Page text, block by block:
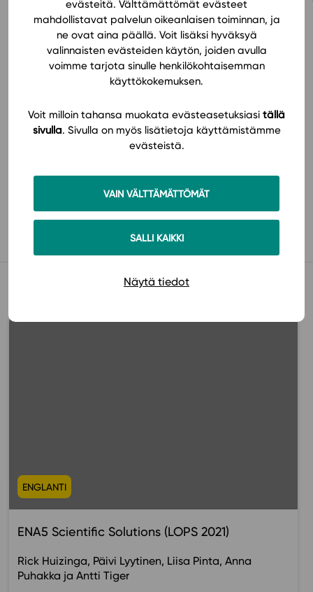
evästeitä. Välttämättömät evästeet
mahdollistavat palvelun oikeanlaisen toiminnan, ja
ne ovat aina päällä. Voit lisäksi hyväksyä
valinnaisten evästeiden käytön, joiden avulla
voimme tarjota sinulle henkilökohtaisemman
käyttökokemuksen.
Voit milloin tahansa muokata evästeasetuksiasi tällä
sivulla. Sivulla on myös lisätietoja käyttämistämme
evästeistä.
VAIN VÄLTTÄMÄTTÖMÄT
SALLI KAIKKI
Näytä tiedot
Hinnasto
Käyttöönotto
ENGLANTI
ENA5 Scientific Solutions (LOPS 2021)
Rick Huizinga Päivi Lyytinen Liisa Pinta Anna
Puhakka
Antti Tiger